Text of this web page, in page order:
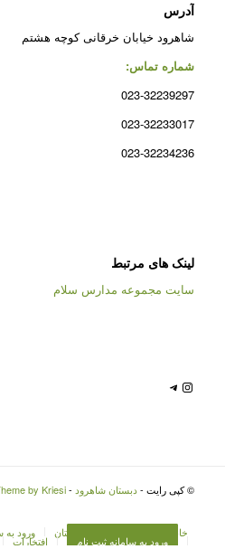
آدرس
شاهرود خیابان خرقانی کوچه هشتم
شماره تماس:
023-32239297
023-32233017
023-32234236
لینک های مرتبط
سایت مجموعه مدارس سلام
اینستاگرم
تلگرام
© کپی رایت -دبستان شاهرود -
by Kriesi
خانه دبستان ورود
ورود به سامانه ثبت نام افتخارات